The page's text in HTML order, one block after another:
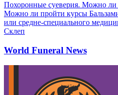
Похоронные суеверия. Можно ли
Можно ли пройти курсы
или средне-специального
Склеп
World Funeral News